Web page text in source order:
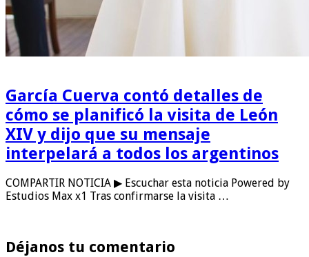
García Cuerva contó detalles de
cómo se planificó la visita de León
XIV y dijo que su mensaje
interpelará a todos los argentinos
COMPARTIR NOTICIA ▶ Escuchar esta noticia Powered by
Estudios Max x1 Tras confirmarse la visita …
Déjanos tu comentario